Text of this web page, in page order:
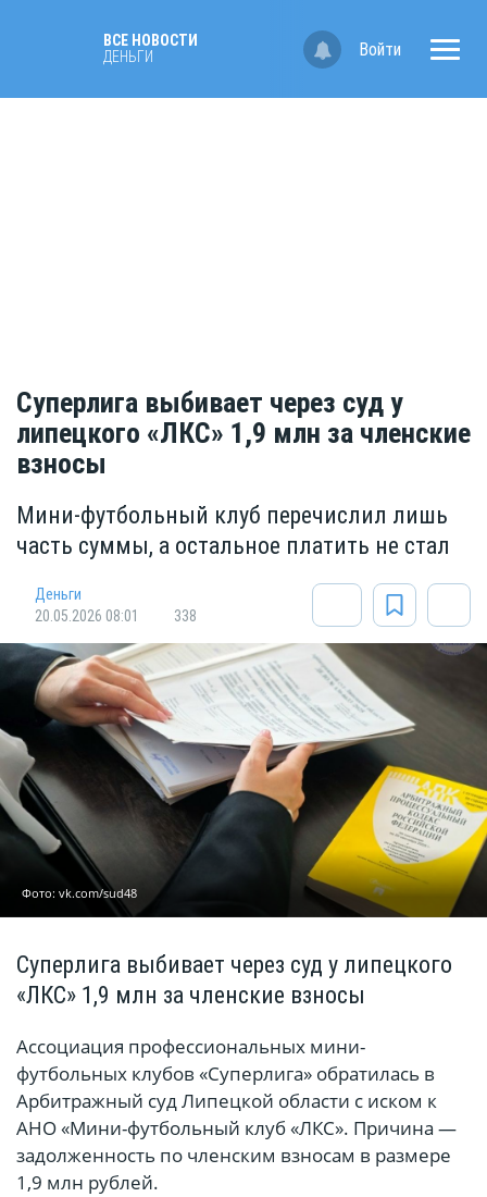
ВСЕ НОВОСТИ
ДЕНЬГИ
Войти
Суперлига выбивает через суд у
липецкого «ЛКС» 1,9 млн за членские
взносы
Мини-футбольный клуб перечислил лишь
часть суммы, а остальное платить не стал
Деньги
20.05.2026 08:01
338
Фото: vk.com/sud48
Суперлига выбивает через суд у липецкого
«ЛКС» 1,9 млн за членские взносы
Ассоциация профессиональных мини-
футбольных клубов «Суперлига» обратилась в
Арбитражный суд Липецкой области с иском к
АНО «Мини-футбольный клуб «ЛКС». Причина —
задолженность по членским взносам в размере
1,9 млн рублей.